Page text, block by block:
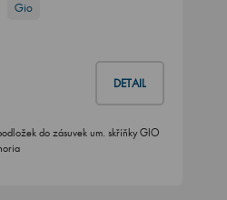
Gio
DETAIL
do zásuvek um. skříňky GIO